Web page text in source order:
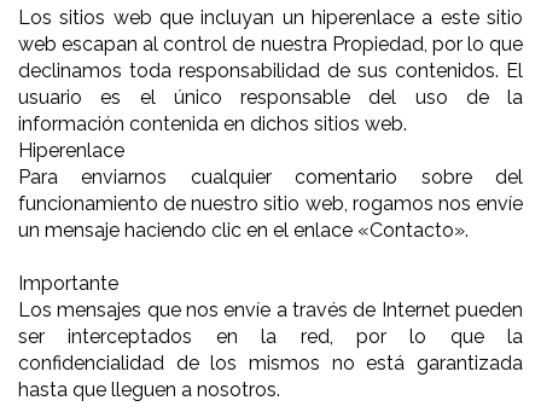
Los sitios web que incluyan un hiperenlace a este sitio
web escapan al control de nuestra Propiedad, por lo que
declinamos toda responsabilidad de sus contenidos. El
usuario es el único responsable del uso de la
información contenida en dichos sitios web.
Hiperenlace
Para enviarnos cualquier comentario sobre del
funcionamiento de nuestro sitio web, rogamos nos envíe
un mensaje haciendo clic en el enlace «Contacto».
Importante
Los mensajes que nos envíe a través de Internet pueden
ser interceptados en la red, por lo que la
confidencialidad de los mismos no está garantizada
hasta que lleguen a nosotros.